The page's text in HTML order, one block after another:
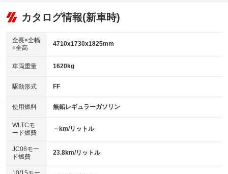
リフトアップ
：装備なし
：装備なし
パワーウィンドウ
アイドリングストップ
：装備あり
USB入力端子
：装備なし
100V電源
：装備なし
センターデフロック
：装備なし
電動格納ミラー
：装備あり
ビジュアル：-／DVD再生
：装備あり
：装備あり
革シート
キーレス
HID(キセノンライト)
：装備なし
バックカメラ
：装備なし
エアロ
：装備なし
：装備なし
パワーシート
カタログ情報(新車時)
全長×全幅
×全高
4710x1730x1825mm
車両重量 1620kg
駆動形式 FF
使用燃料 無鉛レギュラーガソリン
WLTCモ
ード燃費
－km/リットル
JC08モー
ド燃費
23.8km/リットル